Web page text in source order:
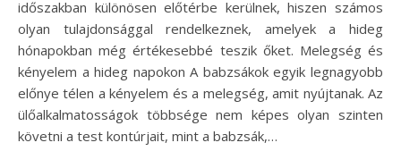
időszakban különösen előtérbe kerülnek, hiszen számos
olyan tulajdonsággal rendelkeznek, amelyek a hideg
hónapokban még értékesebbé teszik őket. Melegség és
kényelem a hideg napokon A babzsákok egyik legnagyobb
előnye télen a kényelem és a melegség, amit nyújtanak. Az
ülőalkalmatosságok többsége nem képes olyan szinten
követni a test kontúrjait, mint a babzsák,…